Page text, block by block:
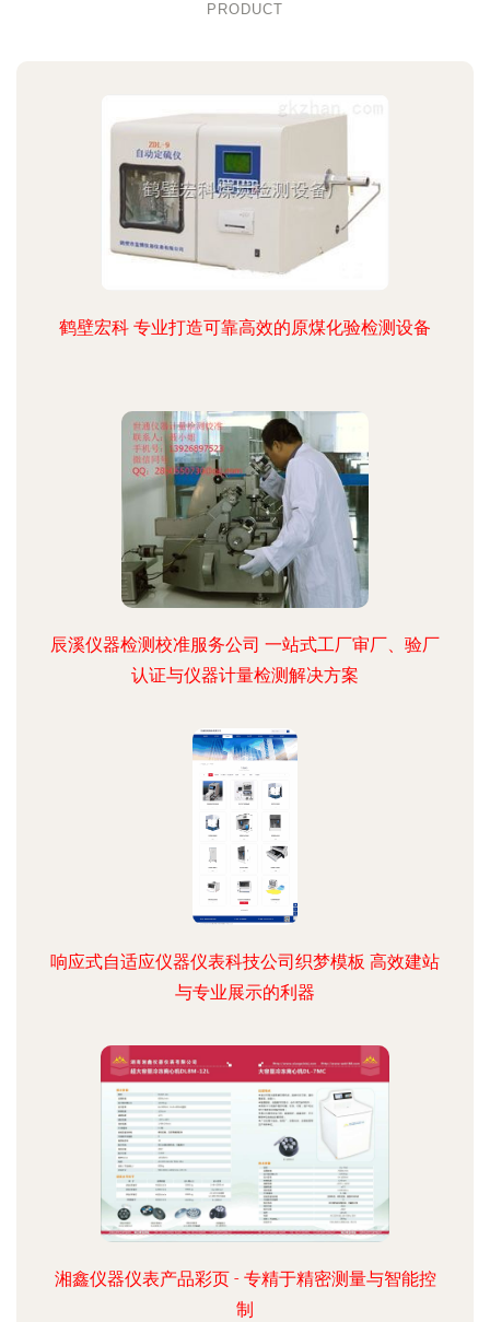
PRODUCT
鹤壁宏科 专业打造可靠高效的原煤化验检测设备
辰溪仪器检测校准服务公司 一站式工厂审厂、验厂
认证与仪器计量检测解决方案
响应式自适应仪器仪表科技公司织梦模板 高效建站
与专业展示的利器
湘鑫仪器仪表产品彩页 - 专精于精密测量与智能控
制